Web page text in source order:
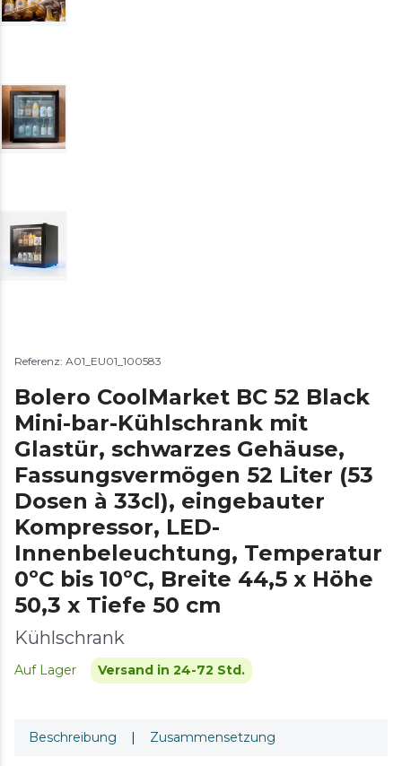
Referenz: A01_EU01_100583
Bolero CoolMarket BC 52 Black
Mini-bar-Kühlschrank mit
Glastür, schwarzes Gehäuse,
Fassungsvermögen 52 Liter (53
Dosen à 33cl), eingebauter
Kompressor, LED-
Innenbeleuchtung, Temperatur
0ºC bis 10ºC, Breite 44,5 x Höhe
50,3 x Tiefe 50 cm
Kühlschrank
Auf Lager Versand in 24-72 Std.
Beschreibung | Zusammensetzung